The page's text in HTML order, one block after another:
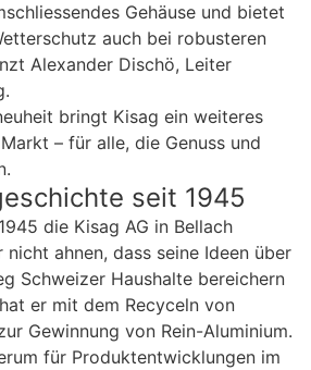
Gehäuse und bietet
auch bei robusteren
Alexander Dischö, Leiter
bringt Kisag ein weiteres
– für alle, die Genuss und
seit 1945
die Kisag AG in Bellach
ahnen, dass seine Ideen über
Schweizer Haushalte bereichern
er mit dem Recyceln von
Gewinnung von Rein-Aluminium.
für Produktentwicklungen im